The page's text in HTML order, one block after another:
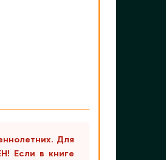
Для
Если в книге